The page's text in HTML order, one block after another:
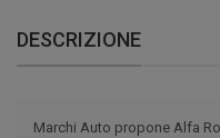
DESCRIZIONE
Marchi Auto propone Alfa